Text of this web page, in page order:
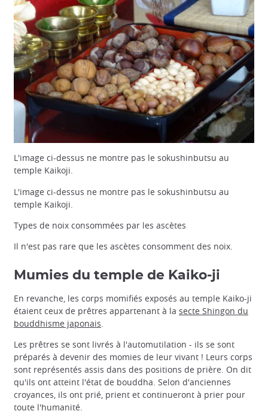
L'image ci-dessus ne montre pas le sokushinbutsu au
temple Kaikoji.
L'image ci-dessus ne montre pas le sokushinbutsu au
temple Kaikoji.
Types de noix consommées par les ascètes
Il n'est pas rare que les ascètes consomment des noix.
Mumies du temple de Kaiko-ji
En revanche, les corps momifiés exposés au temple Kaiko-ji
étaient ceux de prêtres appartenant à la secte Shingon du
bouddhisme japonais.
Les prêtres se sont livrés à l'automutilation - ils se sont
préparés à devenir des momies de leur vivant ! Leurs corps
sont représentés assis dans des positions de prière. On dit
qu'ils ont atteint l'état de bouddha. Selon d'anciennes
croyances, ils ont prié, prient et continueront à prier pour
toute l'humanité.